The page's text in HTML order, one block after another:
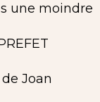
une moindre
Joan